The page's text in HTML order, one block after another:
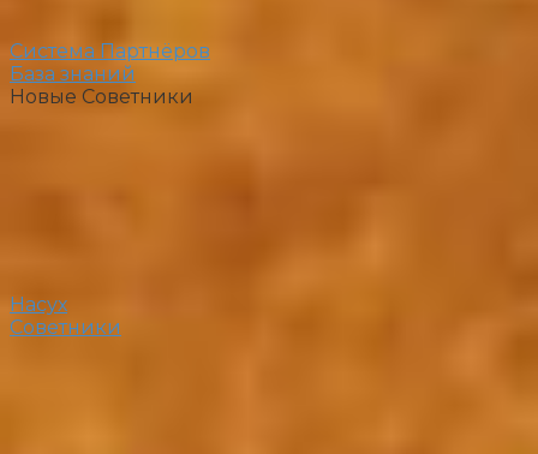
Система Партнёров
База знаний
Новые Советники
Насух
Советники